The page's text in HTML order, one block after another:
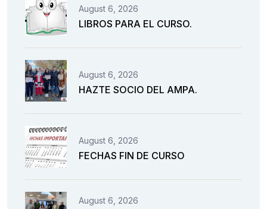
August 6, 2026
LIBROS PARA EL CURSO.
August 6, 2026
HAZTE SOCIO DEL AMPA.
August 6, 2026
FECHAS FIN DE CURSO
August 6, 2026